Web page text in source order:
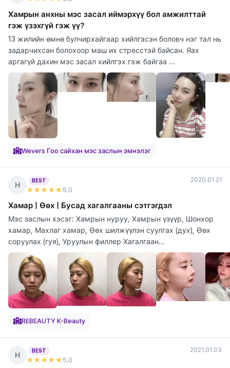
Хамрын анхны мэс засал иймэрхүү бол амжилттай
гэж үзэхгүй гэж үү?
13 жилийн өмнө булчирхайгаар хийлгэсэн боловч нэг тал нь
задарчихсан болохоор маш их стресстэй байсан. Яах
аргагүй дахин мэс засал хийлгэх гэж байгаа ...
Wevers Гоо сайхан мэс заслын эмнэлэг
Н
BEST
★★★★★ 5.0
2020.01.21
Хамар | Өөх | Бусад хагалгааны сэтгэгдэл
Мэс заслын хэсэг: Хамрын нуруу, Хамрын үзүүр, Шонхор
хамар, Махлаг хамар, Өөх шилжүүлэн суулгах (дух), Өөх
соруулах (гуя), Уруулын филлер Хагалгаан...
REBEAUTY K-Beauty
Н
BEST
★★★★★ 5.0
2021.01.03